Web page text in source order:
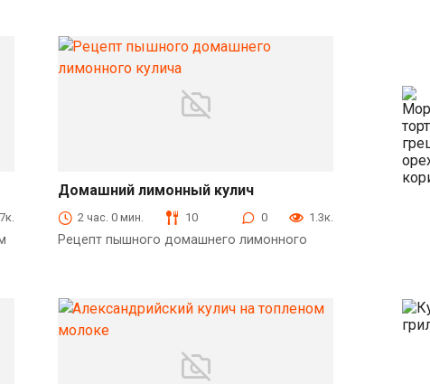
Домашний лимонный кулич
2 час. 0 мин. 10 0 1.3к.
Рецепт пышного домашнего лимонного